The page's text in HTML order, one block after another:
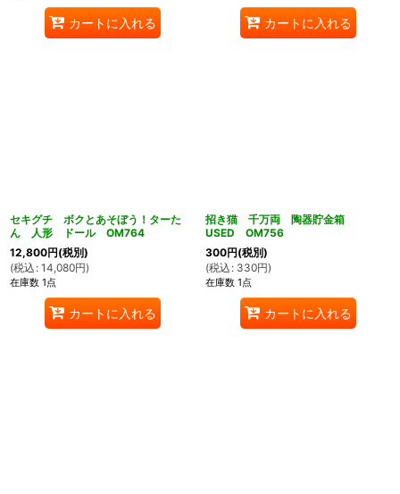
カートに入れる カートに入れる
セキグチ ボクとあそぼう！ターた
ん 人形 ドール OM764
12,800円(税別)
(税込 : 14,080円)
在庫数 1点
カートに入れる
招き猫 千万両 陶器貯金箱
USED OM756
300円(税別)
(税込 : 330円)
在庫数 1点
カートに入れる